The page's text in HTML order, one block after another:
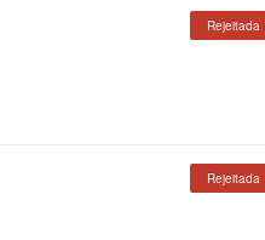
Rejeitada
Rejeitada